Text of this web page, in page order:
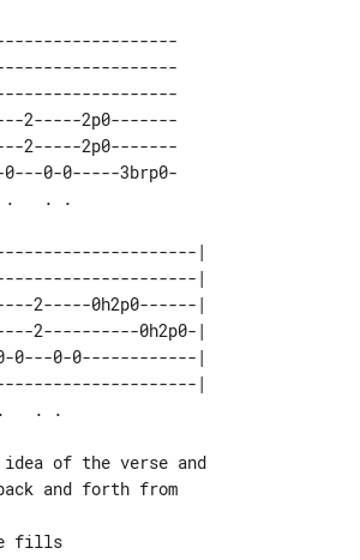
2-----2p0-------
2-----2p0-------
0-0-----3brp0-
|
|
2-----0h2p0------|
2----------0h2p0-|
0---0-0------------|
|
of the verse and
and forth from